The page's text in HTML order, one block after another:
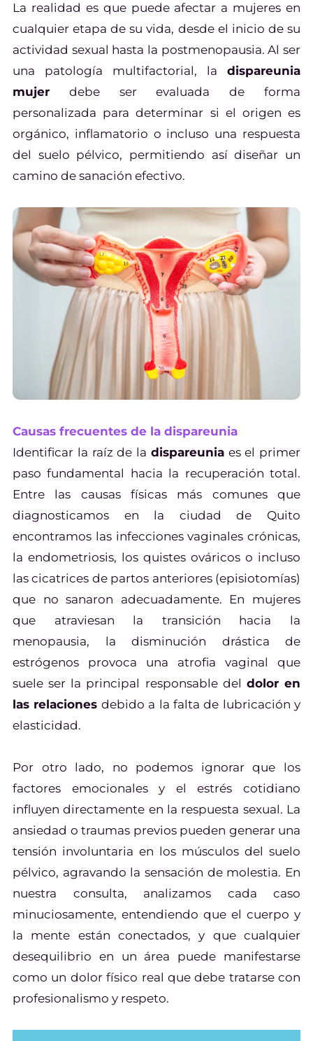
La realidad es que puede afectar a mujeres en
cualquier etapa de su vida, desde el inicio de su
actividad sexual hasta la postmenopausia. Al ser
una patología multifactorial, la dispareunia
mujer debe ser evaluada de forma
personalizada para determinar si el origen es
orgánico, inflamatorio o incluso una respuesta
del suelo pélvico, permitiendo así diseñar un
camino de sanación efectivo.
Causas frecuentes de la dispareunia
Identificar la raíz de la dispareuniaes el primer
paso fundamental hacia la recuperación total.
Entre las causas físicas más comunes que
diagnosticamos en la ciudad de Quito
encontramos las infecciones vaginales crónicas,
la endometriosis, los quistes ováricos o incluso
las cicatrices de partos anteriores (episiotomías)
que no sanaron adecuadamente. En mujeres
que atraviesan la transición hacia la
menopausia, la disminución drástica de
estrógenos provoca una atrofia vaginal que
suele ser la principal responsable del dolor en
las relaciones debido a la falta de lubricación y
elasticidad.
Por otro lado, no podemos ignorar que los
factores emocionales y el estrés cotidiano
influyen directamente en la respuesta sexual. La
ansiedad o traumas previos pueden generar una
tensión involuntaria en los músculos del suelo
pélvico, agravando la sensación de molestia. En
nuestra consulta, analizamos cada caso
minuciosamente, entendiendo que el cuerpo y
la mente están conectados, y que cualquier
desequilibrio en un área puede manifestarse
como un dolor físico real que debe tratarse con
profesionalismo y respeto.